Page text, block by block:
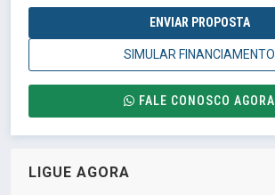
ENVIAR PROPOSTA
SIMULAR FINANCIAMENTO
FALE CONOSCO AGORA
LIGUE AGORA